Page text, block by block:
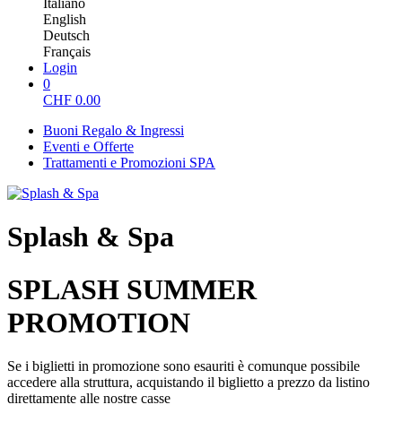
Italiano
English
Deutsch
Français
Login
0
CHF 0.00
Buoni Regalo & Ingressi
Eventi e Offerte
Trattamenti e Promozioni SPA
Splash & Spa
SPLASH SUMMER
PROMOTION
Se i biglietti in promozione sono esauriti è comunque possibile
accedere alla struttura, acquistando il biglietto a prezzo da listino
direttamente alle nostre casse